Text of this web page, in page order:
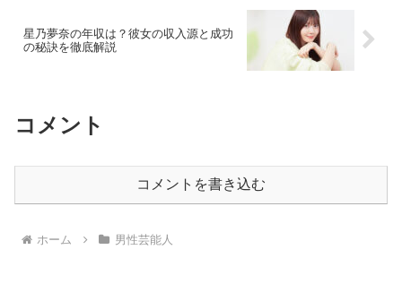
星乃夢奈の年収は？彼女の収入源と成功
の秘訣を徹底解説
コメント
コメントを書き込む
ホーム 男性芸能人